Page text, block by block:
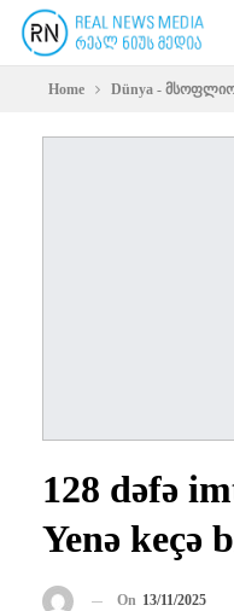
Home Dünya -
128 dəfə
Yenə keçə
On 13/11/2025